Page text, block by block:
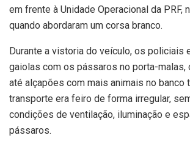
em frente à Unidade Operacional da PRF,
quando abordaram um corsa branco.
Durante a vistoria do veículo, os policiais
gaiolas com os pássaros no porta-malas,
até alçapões com mais animais no banco
transporte era feiro de forma irregular,
condições de ventilação, iluminação e
pássaros.